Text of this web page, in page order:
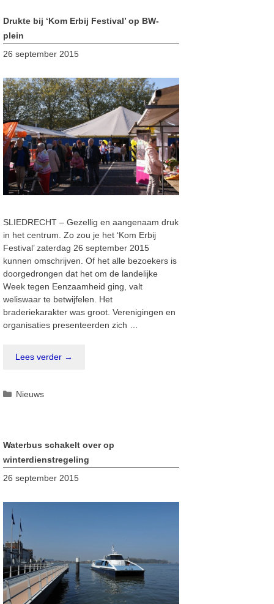
Drukte bij ‘Kom Erbij Festival’ op BW-
plein
26 september 2015
SLIEDRECHT – Gezellig en aangenaam druk
in het centrum. Zo zou je het ‘Kom Erbij
Festival’ zaterdag 26 september 2015
kunnen omschrijven. Of het alle bezoekers is
doorgedrongen dat het om de landelijke
Week tegen Eenzaamheid ging, valt
weliswaar te betwijfelen. Het
braderiekarakter was groot. Verenigingen en
organisaties presenteerden zich …
Lees verder →
Categorieën
Nieuws
Waterbus schakelt over op
winterdienstregeling
26 september 2015